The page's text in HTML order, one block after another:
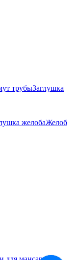
трубыЗаглушка
желобаЖелоб